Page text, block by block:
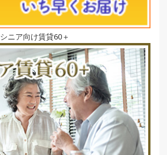
シニア向け賃貸60＋